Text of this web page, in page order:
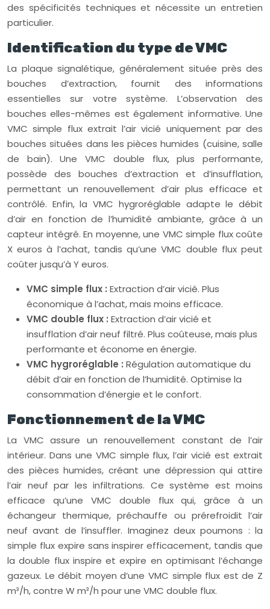
des spécificités techniques et nécessite un entretien
particulier.
Identification du type de VMC
La plaque signalétique, généralement située près des
bouches d’extraction, fournit des informations
essentielles sur votre système. L’observation des
bouches elles-mêmes est également informative. Une
VMC simple flux extrait l’air vicié uniquement par des
bouches situées dans les pièces humides (cuisine, salle
de bain). Une VMC double flux, plus performante,
possède des bouches d’extraction et d’insufflation,
permettant un renouvellement d’air plus efficace et
contrôlé. Enfin, la VMC hygroréglable adapte le débit
d’air en fonction de l’humidité ambiante, grâce à un
capteur intégré. En moyenne, une VMC simple flux coûte
X euros à l’achat, tandis qu’une VMC double flux peut
coûter jusqu’à Y euros.
VMC simple flux : Extraction d’air vicié. Plus
économique à l’achat, mais moins efficace.
VMC double flux : Extraction d’air vicié et
insufflation d’air neuf filtré. Plus coûteuse, mais plus
performante et économe en énergie.
VMC hygroréglable : Régulation automatique du
débit d’air en fonction de l’humidité. Optimise la
consommation d’énergie et le confort.
Fonctionnement de la VMC
La VMC assure un renouvellement constant de l’air
intérieur. Dans une VMC simple flux, l’air vicié est extrait
des pièces humides, créant une dépression qui attire
l’air neuf par les infiltrations. Ce système est moins
efficace qu’une VMC double flux qui, grâce à un
échangeur thermique, préchauffe ou prérefroidit l’air
neuf avant de l’insuffler. Imaginez deux poumons : la
simple flux expire sans inspirer efficacement, tandis que
la double flux inspire et expire en optimisant l’échange
gazeux. Le débit moyen d’une VMC simple flux est de Z
m³/h, contre W m³/h pour une VMC double flux.